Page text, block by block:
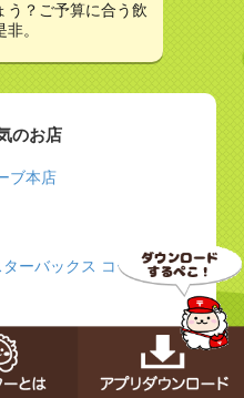
う？ご予算に合う飲
。
のお店
ブ本店
ーバックス コーヒー ジャ